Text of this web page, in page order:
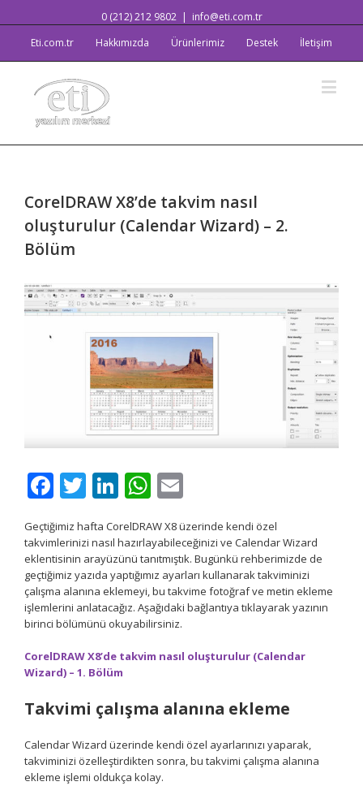
0 (212) 212 9802 | info@eti.com.tr
Eti.com.tr
Hakkımızda Ürünlerimiz Destek İletişim
CorelDRAW X8’de takvim nasıl
oluşturulur (Calendar Wizard) – 2.
Bölüm
View
Larger
Facebook
Twitter
LinkedIn
WhatsApp
Geçtiğimiz hafta CorelDRAW X8 üzerinde kendi özel
takvimlerinizi nasıl hazırlayabileceğinizi ve Calendar Wizard
eklentisinin arayüzünü tanıtmıştık. Bugünkü rehberimizde de
geçtiğimiz yazıda yaptığımız ayarları kullanarak takviminizi
çalışma alanına eklemeyi, bu takvime fotoğraf ve metin ekleme
işlemlerini anlatacağız. Aşağıdaki bağlantıya tıklayarak yazının
birinci bölümünü okuyabilirsiniz.
CorelDRAW X8’de takvim nasıl oluşturulur (Calendar
Wizard) – 1. Bölüm
Takvimi çalışma alanına ekleme
Calendar Wizard üzerinde kendi özel ayarlarınızı yaparak,
takviminizi özelleştirdikten sonra, bu takvimi çalışma alanına
ekleme işlemi oldukça kolay.